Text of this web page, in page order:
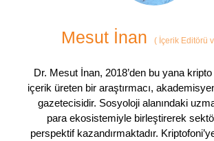
Mesut İnan ( İçerik Editörü
Dr. Mesut İnan, 2018’den bu yana kripto
içerik üreten bir araştırmacı,
gazetecisidir. Sosyoloji alanındaki
para ekosistemiyle birleştirerek
perspektif kazandırmaktadır.